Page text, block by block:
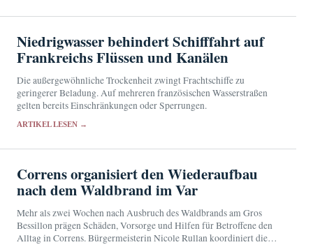
Niedrigwasser behindert Schifffahrt auf
Frankreichs Flüssen und Kanälen
Die außergewöhnliche Trockenheit zwingt Frachtschiffe zu
geringerer Beladung. Auf mehreren französischen Wasserstraßen
gelten bereits Einschränkungen oder Sperrungen.
ARTIKEL LESEN →
Correns organisiert den Wiederaufbau
nach dem Waldbrand im Var
Mehr als zwei Wochen nach Ausbruch des Waldbrands am Gros
Bessillon prägen Schäden, Vorsorge und Hilfen für Betroffene den
Alltag in Correns. Bürgermeisterin Nicole Rullan koordiniert die